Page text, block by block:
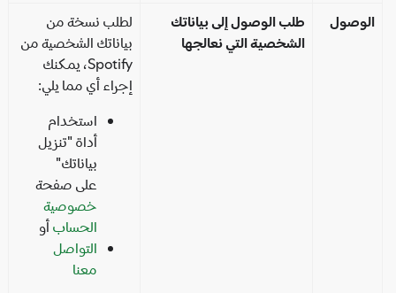
طلب الوصول إلى بياناتك
الشخصية التي نعالجها
لطلب نسخة من
بياناتك الشخصية من
Spotify، يمكنك
إجراء أي مما يلي:
استخدام
أداة "تنزيل
بياناتك"
على صفحة
خصوصية
الحسابأو
التواصل